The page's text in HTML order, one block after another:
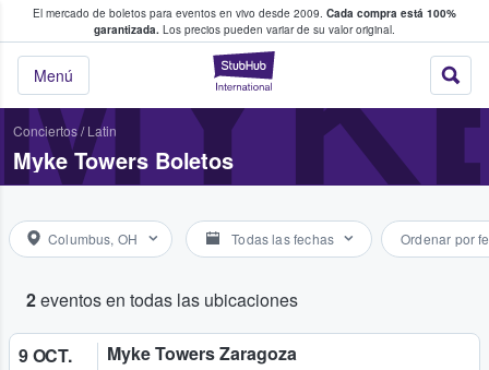
El mercado de boletos para eventos en vivo desde 2009. Cada compra está 100%
garantizada. Los precios pueden variar de su valor original.
StubHub: donde
Menú
fans compran y venden boletos
Conciertos/ Latin
Myke Towers Boletos
Columbus, OH Todas las fechas Ordenar por
2eventos en todas las ubicaciones
9 OCT. Myke Towers Zaragoza